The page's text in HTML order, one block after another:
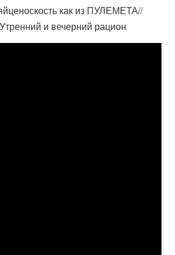
как из ПУЛЕМЕТА//
и вечерний рацион